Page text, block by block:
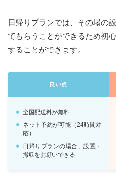
日帰りプランでは、その場の
てもらうことができるため初
することができます。
良い点
全国配送料が無料
ネット予約が可能（24時間対
応）
日帰りプランの場合、設置・
撤収をお願いできる